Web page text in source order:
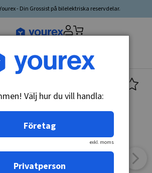
- Din Grossist på bilelektriska reservdelar.
fordon valt▼
Välj hur du vill handla:
Företag
exkl. moms
Privatperson